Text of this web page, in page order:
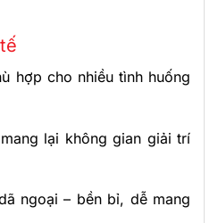
hợp cho nhiều tình huống
lại không gian giải trí
ngoại – bền bỉ, dễ mang